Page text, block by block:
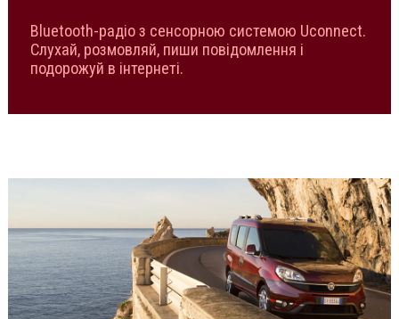
Bluetooth-радіо з сенсорною системою Uсonnect.
Слухай, розмовляй, пиши повідомлення і
подорожуй в інтернеті.